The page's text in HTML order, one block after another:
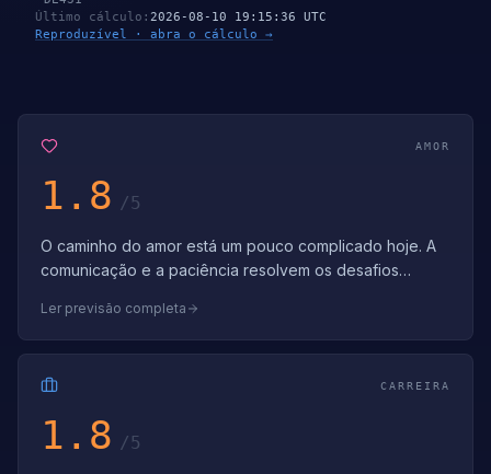
Último cálculo : 2026-08-10 19:15:36 UTC
Reproduzível · abra o cálculo →
AMOR
1.8 /5
O caminho do amor está um pouco complicado hoje. A
comunicação e a paciência resolvem os desafios
Ler previsão completa
CARREIRA
1.8 /5